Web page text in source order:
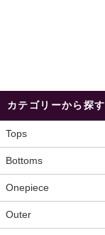
カテゴリーから探す
Tops
Bottoms
Onepiece
Outer